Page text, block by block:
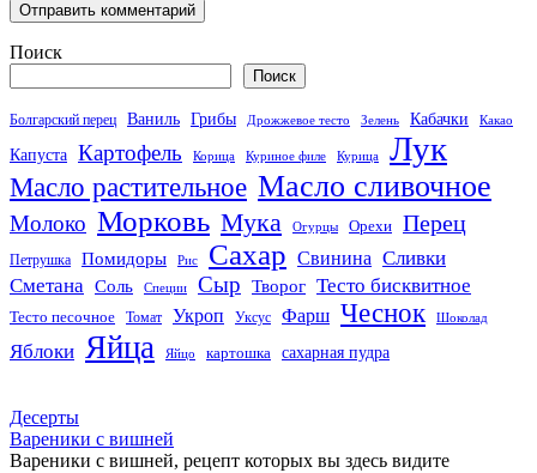
Поиск
Поиск
Болгарский перец Ваниль Грибы Дрожжевое тесто Зелень Кабачки Какао
Капуста Картофель Корица Куриное филе Курица Лук
Масло растительное Масло сливочное
Молоко Морковь Мука Огурцы Орехи Перец
Петрушка Помидоры Рис Сахар Свинина Сливки
Сметана Соль Специи Сыр Творог Тесто бисквитное
Тесто песочное Томат Укроп Уксус Фарш Чеснок Шоколад
Яблоки Яйца Яйцо картошка сахарная пудра
Десерты
Вареники с вишней
Вареники с вишней, рецепт которых вы здесь видите